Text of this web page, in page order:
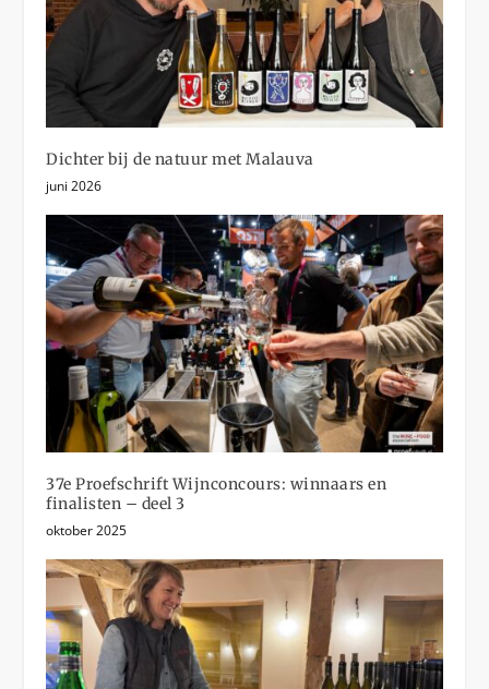
Dichter bij de natuur met Malauva
juni 2026
37e Proefschrift Wijnconcours: winnaars en
finalisten – deel 3
oktober 2025